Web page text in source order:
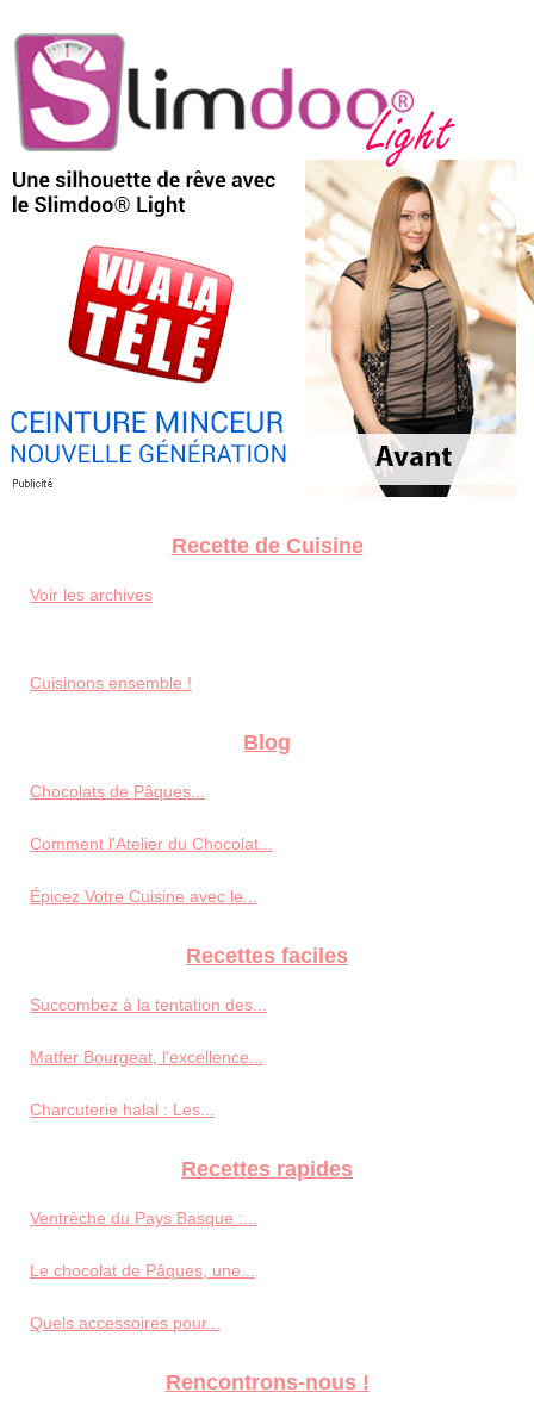
Recette de Cuisine
Voir les archives
Cuisinons ensemble !
Blog
Chocolats de Pâques...
Comment l'Atelier du Chocolat...
Épicez Votre Cuisine avec le...
Recettes faciles
Succombez à la tentation des...
Matfer Bourgeat, l'excellence...
Charcuterie halal : Les...
Recettes rapides
Ventrèche du Pays Basque :...
Le chocolat de Pâques, une...
Quels accessoires pour...
Rencontrons-nous !